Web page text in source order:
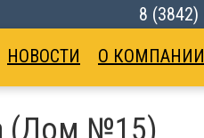
8 (3842)
НОВОСТИ О КОМПАНИИ
(Дом №15)